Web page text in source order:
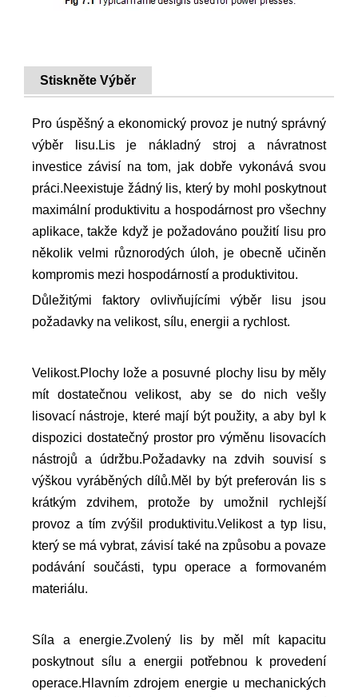
Stiskněte Výběr
Pro úspěšný a ekonomický provoz je nutný správný
výběr lisu.Lis je nákladný stroj a návratnost
investice závisí na tom, jak dobře vykonává svou
práci.Neexistuje žádný lis, který by mohl poskytnout
maximální produktivitu a hospodárnost pro všechny
aplikace, takže když je požadováno použití lisu pro
několik velmi různorodých úloh, je obecně učiněn
kompromis mezi hospodárností a produktivitou.
Důležitými faktory ovlivňujícími výběr lisu jsou
požadavky na velikost, sílu, energii a rychlost.
Velikost.Plochy lože a posuvné plochy lisu by měly
mít dostatečnou velikost, aby se do nich vešly
lisovací nástroje, které mají být použity, a aby byl k
dispozici dostatečný prostor pro výměnu lisovacích
nástrojů a údržbu.Požadavky na zdvih souvisí s
výškou vyráběných dílů.Měl by být preferován lis s
krátkým zdvihem, protože by umožnil rychlejší
provoz a tím zvýšil produktivitu.Velikost a typ lisu,
který se má vybrat, závisí také na způsobu a povaze
podávání součásti, typu operace a formovaném
materiálu.
Síla a energie.Zvolený lis by měl mít kapacitu
poskytnout sílu a energii potřebnou k provedení
operace.Hlavním zdrojem energie u mechanických